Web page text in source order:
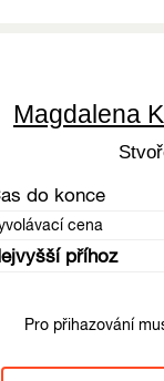
Magdalena
do konce
cena
příhoz
Pro přihazování